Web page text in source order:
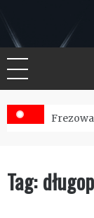
wysypisk
Tag: